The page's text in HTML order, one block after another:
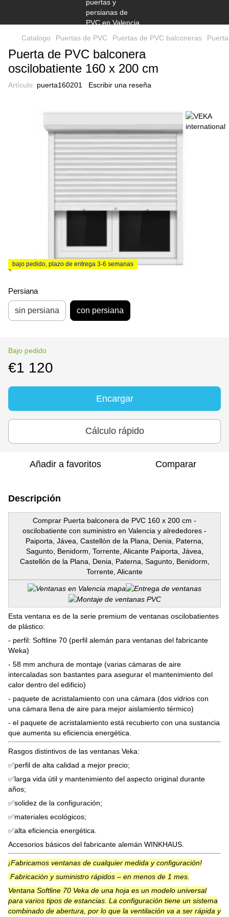
Catalogo Puertas de PVC Puertas de PVC balconeras
Puerta de PVC balconera
oscilobatiente 160 x 200 cm
Artículo: puerta160201 Escribir una reseña
bajo pedido, plazo de entrega 3-6 semanas
Persiana
sin persiana con persiana
Bajo pedido
€1 120
Encargar
Cálculo rápido
Añadir a favoritos Comparar
Descripción
Comprar Puerta balconera de PVC 160 x 200 cm -
oscilobatiente con suministro en Valencia y alrededores -
Paiporta, Jávea, Castellón de la Plana, Denia, Paterna,
Sagunto, Benidorm, Torrente, Alicante Paiporta, Jávea,
Castellón de la Plana, Denia, Paterna, Sagunto, Benidorm,
Torrente, Alicante
Esta ventana es de la serie premium de ventanas oscilobatientes
de plástico:
- perfil: Softline 70 (perfil alemán para ventanas del fabricante
Weka)
- 58 mm anchura de montaje (varias cámaras de aire
intercaladas son bastantes para asegurar el mantenimiento del
calor dentro del edificio)
- paquete de acristalamiento con una cámara (dos vidrios con
una cámara llena de aire para mejor aislamiento térmico)
- el paquete de acristalamiento está recubierto con una sustancia
que aumenta su eficiencia energética.
Rasgos distintivos de las ventanas Veka:
✅perfil de alta calidad a mejor precio;
✅larga vida útil y mantenimiento del aspecto original durante
años;
✅solidez de la configuración;
✅materiales ecológicos;
✅alta eficiencia energética.
Accesorios básicos del fabricante alemán WINKHAUS.
¡Fabricamos ventanas de cualquier medida y configuración!
Fabricación y suministro rápidos – en menos de 1 mes.
Ventana Softline 70 Veka de una hoja es un modelo universal
para varios tipos de estancias. La configuración tiene un sistema
combinado de abertura, por lo que la ventilación va a ser rápida y